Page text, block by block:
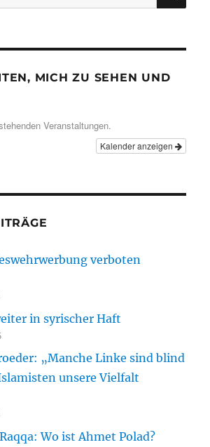
MICH ZU SEHEN UND
Veranstaltungen.
Kalender anzeigen
verboten
in syrischer Haft
„Manche Linke sind blind
unsere Vielfalt
Wo ist Ahmet Polad?